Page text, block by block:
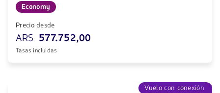
Economy
Precio desde
ARS 577.752,00
Tasas incluidas
Vuelo con conexión